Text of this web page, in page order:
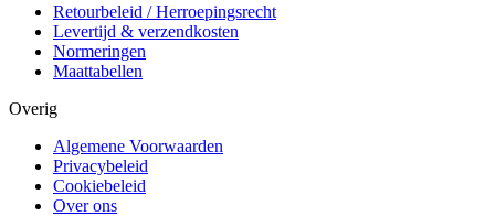
Retourbeleid / Herroepingsrecht
Levertijd & verzendkosten
Normeringen
Maattabellen
Overig
Algemene Voorwaarden
Privacybeleid
Cookiebeleid
Over ons